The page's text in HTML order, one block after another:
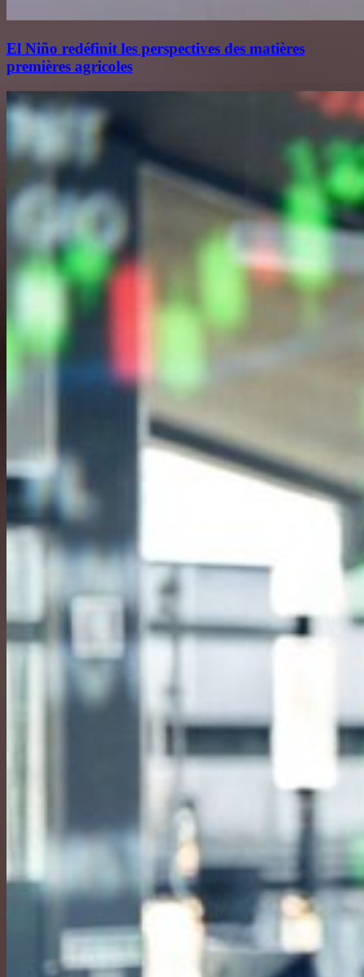
El Niño redéfinit les perspectives des matières
premières agricoles